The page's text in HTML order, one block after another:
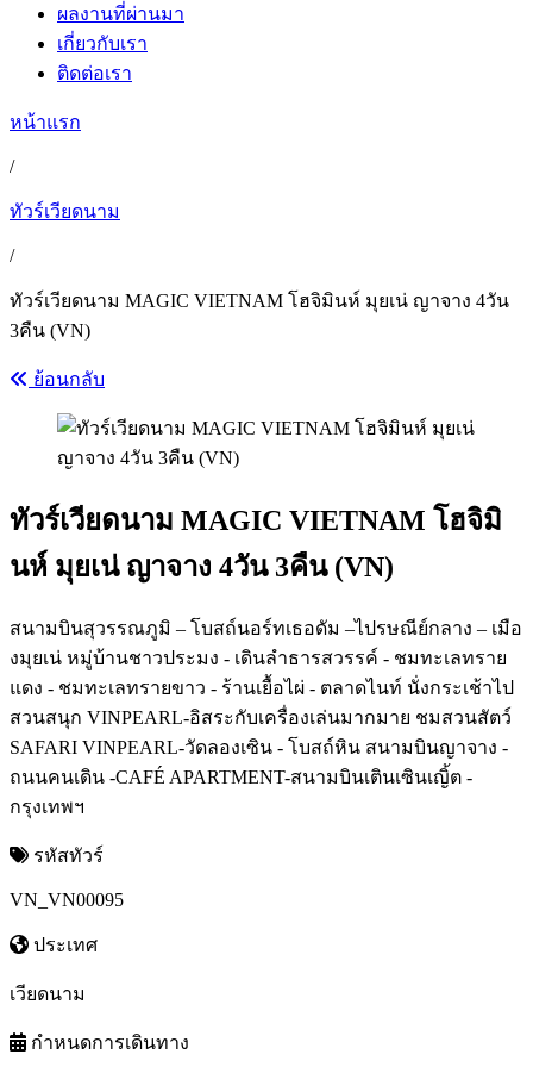
ผลงานที่ผ่านมา
เกี่ยวกับเรา
ติดต่อเรา
หน้าแรก
/
ทัวร์เวียดนาม
/
ทัวร์เวียดนาม MAGIC VIETNAM โฮจิมินห์ มุยเน่ ญาจาง 4วัน
3คืน (VN)
ย้อนกลับ
ทัวร์เวียดนาม MAGIC VIETNAM โฮจิมิ
นห์ มุยเน่ ญาจาง 4วัน 3คืน (VN)
สนามบินสุวรรณภูมิ – โบสถ์นอร์ทเธอดัม –ไปรษณีย์กลาง – เมือ
งมุยเน่ หมู่บ้านชาวประมง - เดินลำธารสวรรค์ - ชมทะเลทราย
แดง - ชมทะเลทรายขาว - ร้านเยื้อไผ่ - ตลาดไนท์ นั่งกระเช้าไป
สวนสนุก VINPEARL-อิสระกับเครื่องเล่นมากมาย ชมสวนสัตว์
SAFARI VINPEARL-วัดลองเซิน - โบสถ์หิน สนามบินญาจาง -
ถนนคนเดิน -CAFÉ APARTMENT-สนามบินเตินเซินเญิ้ต -
กรุงเทพฯ
รหัสทัวร์
VN_VN00095
ประเทศ
เวียดนาม
กำหนดการเดินทาง